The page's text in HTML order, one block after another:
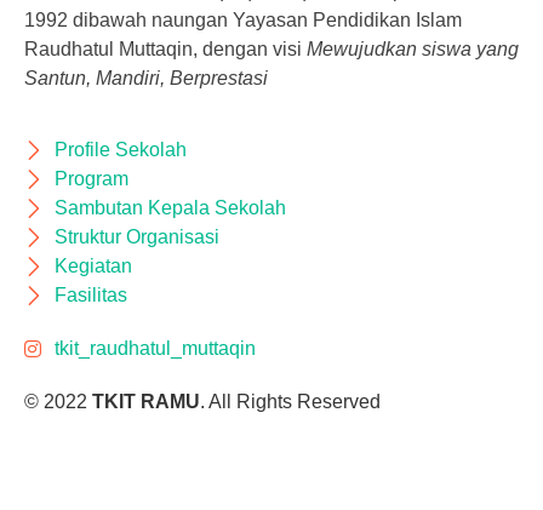
1992 dibawah naungan Yayasan Pendidikan Islam
Raudhatul Muttaqin, dengan visi Mewujudkan siswa yang
Santun, Mandiri, Berprestasi
Profile Sekolah
Program
Sambutan Kepala Sekolah
Struktur Organisasi
Kegiatan
Fasilitas
tkit_raudhatul_muttaqin
© 2022 TKIT RAMU. All Rights Reserved